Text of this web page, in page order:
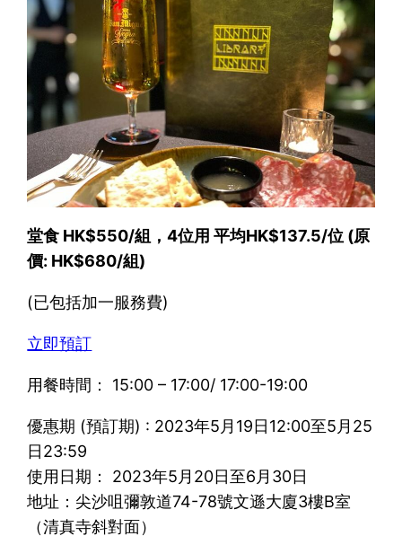
堂食 HK$550/組，4位用 平均HK$137.5/位 (原
價: HK$680/組)
(已包括加一服務費)
立即預訂
用餐時間： 15:00 – 17:00/ 17:00-19:00
優惠期 (預訂期) : 2023年5月19日12:00至5月25
日23:59
使用日期： 2023年5月20日至6月30日
地址：尖沙咀彌敦道74-78號文遜大廈3樓B室
（清真寺斜對面）